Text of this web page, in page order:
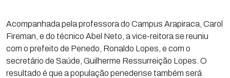
Acompanhada pela professora do Campus Arapiraca, Carol
Fireman, e do técnico Abel Neto, a vice-reitora se reuniu
com o prefeito de Penedo, Ronaldo Lopes, e com o
secretário de Saúde, Guilherme Ressurreição Lopes. O
resultado é que a população penedense também será